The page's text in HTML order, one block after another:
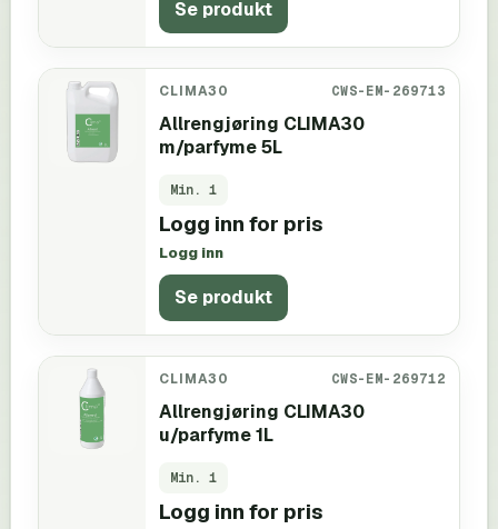
Se produkt
CLIMA30 CWS-EM-269713
Allrengjøring CLIMA30
m/parfyme 5L
Min. 1
Logg inn for pris
Logg inn
Se produkt
CLIMA30 CWS-EM-269712
Allrengjøring CLIMA30
u/parfyme 1L
Min. 1
Logg inn for pris